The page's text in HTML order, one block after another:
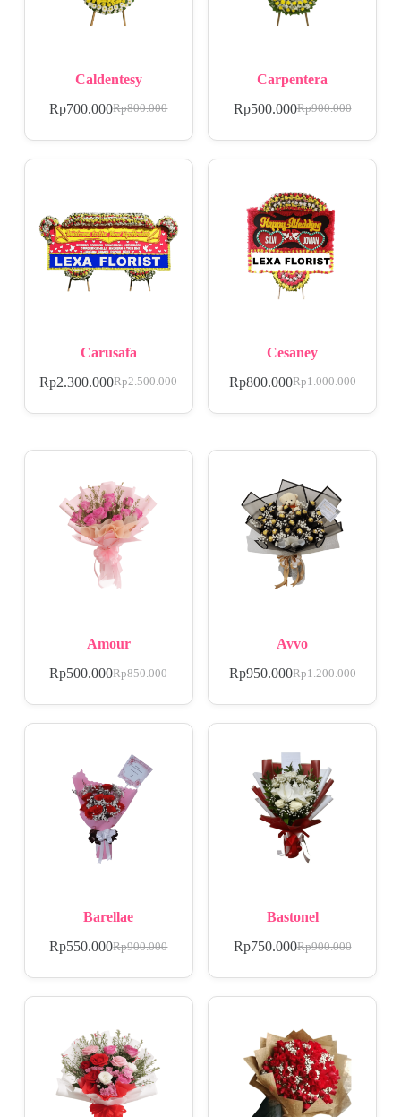
Caldentesy
Rp800.000
Rp700.000
Carpentera
Rp900.000
Rp500.000
Carusafa
Rp2.500.000
Rp2.300.000
Cesaney
Rp1.000.000
Rp800.000
Amour
Rp850.000
Rp500.000
Avvo
Rp1.200.000
Rp950.000
Barellae
Rp900.000
Rp550.000
Bastonel
Rp900.000
Rp750.000